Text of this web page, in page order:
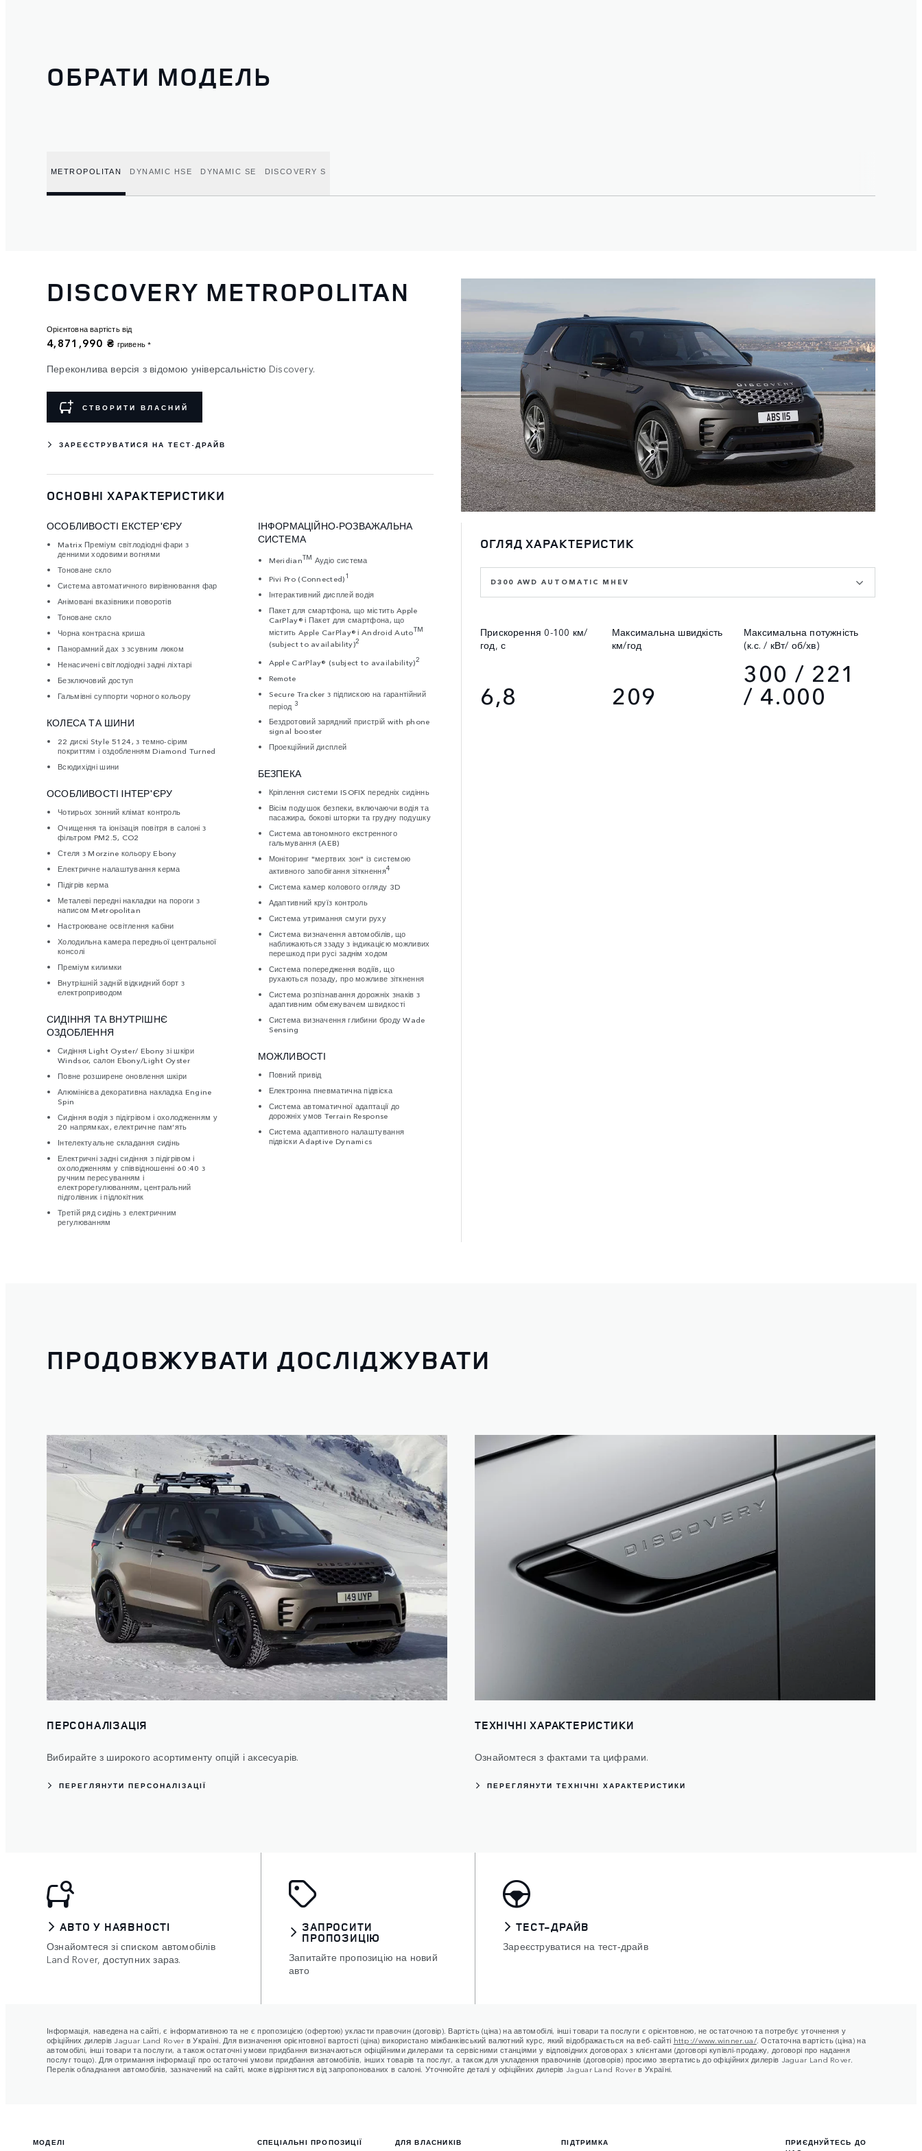
ОБРАТИ МОДЕЛЬ
METROPOLITAN DYNAMIC HSE DYNAMIC SE DISCOVERY S
DISCOVERY METROPOLITAN
Орієнтовна вартість від
4,871,990 ₴ гривень *
Переконлива версія з відомою універсальністю Discovery.
СТВОРИТИ ВЛАСНИЙ
ЗАРЕЄСТРУВАТИСЯ НА ТЕСТ-ДРАЙВ
ОГЛЯД ХАРАКТЕРИСТИК
D300 AWD AUTOMATIC MHEV
Прискорення 0-100 км/
год, с
6,8
Максимальна швидкість
км/год
209
Максимальна потужність
(к.с. / кВт/ об/хв)
300 / 221
/ 4.000
ОСНОВНІ ХАРАКТЕРИСТИКИ
ОСОБЛИВОСТІ ЕКСТЕР'ЄРУ
Matrix Преміум світлодіодні фари з
денними ходовими вогнями
Тоноване скло
Система автоматичного вирівнювання фар
Анімовані вказівники поворотів
Тоноване скло
Чорна контрасна криша
Панорамний дах з зсувним люком
Ненасичені світлодіодні задні ліхтарі
Безключовий доступ
Гальмівні суппорти чорного кольору
КОЛЕСА ТА ШИНИ
22 дискі Style 5124, з темно-сірим
покриттям і оздобленням Diamond Turned
Всюдихідні шини
ОСОБЛИВОСТІ IНТЕР'ЄРУ
Чотирьох зонний клімат контроль
Очищення та іонізація повітря в салоні з
фільтром PM2.5, CO2
Стеля з Morzine кольору Ebony
Електричне налаштування керма
Підігрів керма
Металеві передні накладки на пороги з
написом Metropolitan
Настроюване освітлення кабіни
Холодильна камера передньої центральної
консолі
Преміум килимки
Внутрішній задній відкидний борт з
електроприводом
СИДІННЯ ТА ВНУТРІШНЄ
ОЗДОБЛЕННЯ
Сидіння Light Oyster/ Ebony зі шкіри
Windsor, салон Ebony/Light Oyster
Повне розширене оновлення шкіри
Алюмінієва декоративна накладка Engine
Spin
Сидіння водія з підігрівом і охолодженням у
20 напрямках, електричне пам’ять
Інтелектуальне складання сидінь
Електричні задні сидіння з підігрівом і
охолодженням у співвідношенні 60:40 з
ручним пересуванням і
електрорегулюванням, центральний
підголівник і підлокітник
Третій ряд сидінь з електричним
регулюванням
ІНФОРМАЦІЙНО-РОЗВАЖАЛЬНА
СИСТЕМА
MeridianTM Аудіо система
Pivi Pro (Connected)1
Інтерактивний дисплей водія
Пакет для смартфона, що містить Apple
CarPlay® і Пакет для смартфона, що
містить Apple CarPlay® і Android AutoTM
(subject to availability)2
Apple CarPlay® (subject to availability)2
Remote
Secure Tracker з підпискою на гарантійний
період 3
Бездротовий зарядний пристрій with phone
signal booster
Проекційний дисплей
БЕЗПЕКА
Кріплення системи ISOFIX передніх сидіннь
Вісім подушок безпеки, включаючи водія та
пасажира, бокові шторки та грудну подушку
Система автономного екстренного
гальмування (AEB)
Моніторинг "мертвих зон" із системою
активного запобігання зіткнення4
Система камер колового огляду 3D
Адаптивний круїз контроль
Система утримання смуги руху
Система визначення автомобілів, що
наближаються ззаду з індикацією можливих
перешкод при русі заднім ходом
Система попередження водіїв, що
рухаються позаду, про можливе зіткнення
Система розпізнавання дорожніх знаків з
адаптивним обмежувачем швидкості
Система визначення глибини броду Wade
Sensing
МОЖЛИВОСТІ
Повний привід
Електронна пневматична підвіска
Система автоматичної адаптації до
дорожніх умов Terrain Response
Система адаптивного налаштування
підвіски Adaptive Dynamics
ПРОДОВЖУВАТИ ДОСЛІДЖУВАТИ
ПЕРСОНАЛІЗАЦІЯ
Вибирайте з широкого асортименту опцій і аксесуарів.
ПЕРЕГЛЯНУТИ ПЕРСОНАЛІЗАЦІЇ
ТЕХНІЧНІ ХАРАКТЕРИСТИКИ
Ознайомтеся з фактами та цифрами.
ПЕРЕГЛЯНУТИ ТЕХНІЧНІ ХАРАКТЕРИСТИКИ
АВТО У НАЯВНОСТІ
Ознайомтеся зі списком автомобілів
Land Rover, доступних зараз.
ЗАПРОСИТИ
ПРОПОЗИЦІЮ
Запитайте пропозицію на новий
авто
ТЕСТ-ДРАЙВ
Зареєструватися на тест‑драйв
Інформація, наведена на сайті, є інформативною та не є пропозицією (офертою) укласти правочин (договір). Вартість (ціна) на автомобілі, інші товари та послуги є орієнтовною, не остаточною та потребує уточнення у
офіційних дилерів Jaguar Land Rover в Україні. Для визначення орієнтовної вартості (ціна) використано міжбанківський валютний курс, який відображається на веб-сайті http://www.winner.ua/. Остаточна вартість (ціна) на
автомобілі, інші товари та послуги, а також остаточні умови придбання визначаються офіційними дилерами та сервісними станціями у відповідних договорах з клієнтами (договорі купівлі-продажу, договорі про надання
послуг тощо). Для отримання інформації про остаточні умови придбання автомобілів, інших товарів та послуг, а також для укладення правочинів (договорів) просимо звертатись до офіційних дилерів Jaguar Land Rover.
Перелік обладнання автомобілів, зазначений на сайті, може відрізнятися від запропонованих в салоні. Уточнюйте деталі у офіційних дилерів Jaguar Land Rover в Україні.
МОДЕЛІ СПЕЦІАЛЬНІ ПРОПОЗИЦІЇ ДЛЯ ВЛАСНИКІВ ПІДТРИМКА
ПРИЄДНУЙТЕСЬ ДО